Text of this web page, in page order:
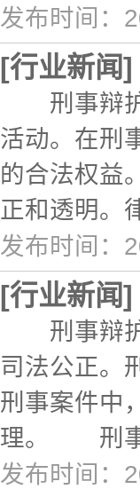
发布时间：
[行业新闻]
刑事辩护
活动。在刑
的合法权
正和透明。
发布时间：
[行业新闻]
刑事辩护
司法公正。
刑事案件中
理。 刑事
发布时间：